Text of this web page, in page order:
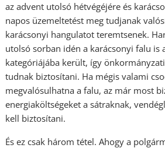
az advent utolsó hétvégéjére és
napos üzemeltetést meg tudjanak
karácsonyi hangulatot teremtsenek.
utolsó sorban idén a karácsonyi falu is
kategóriájába került, így
tudnak biztosítani. Ha mégis valami
megvalósulhatna a falu, az már most
energiaköltségeket a sátraknak,
kell biztosítani.
És ez csak három tétel. Ahogy a